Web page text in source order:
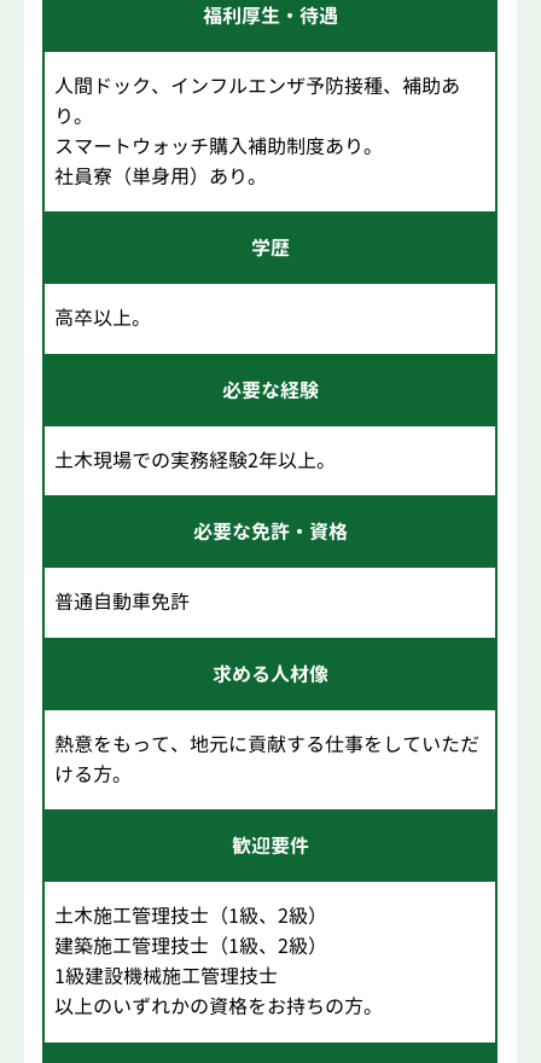
福利厚生・待遇
人間ドック、インフルエンザ予防接種、補助あ
り。
スマートウォッチ購入補助制度あり。
社員寮（単身用）あり。
学歴
高卒以上。
必要な経験
土木現場での実務経験2年以上。
必要な免許・資格
普通自動車免許
求める人材像
熱意をもって、地元に貢献する仕事をしていただ
ける方。
歓迎要件
土木施工管理技士（1級、2級）
建築施工管理技士（1級、2級）
1級建設機械施工管理技士
以上のいずれかの資格をお持ちの方。